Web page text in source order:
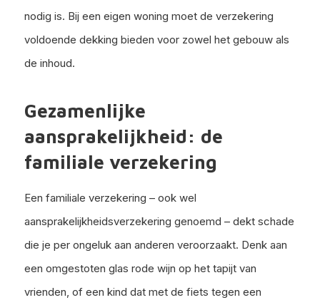
nodig is. Bij een eigen woning moet de verzekering
voldoende dekking bieden voor zowel het gebouw als
de inhoud.
Gezamenlijke
aansprakelijkheid: de
familiale verzekering
Een familiale verzekering – ook wel
aansprakelijkheidsverzekering genoemd – dekt schade
die je per ongeluk aan anderen veroorzaakt. Denk aan
een omgestoten glas rode wijn op het tapijt van
vrienden, of een kind dat met de fiets tegen een